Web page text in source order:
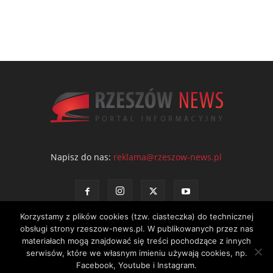
Napisz do nas: reklama@rzeszow-news.pl
Kontakt Polityka prywatności Regulamin portalu
Korzystamy z plików cookies (tzw. ciasteczka) do technicznej
obsługi strony rzeszow-news.pl. W publikowanych przez nas
materiałach mogą znajdować się treści pochodzące z innych
serwisów, które we własnym imieniu używają cookies, np.
Facebook, Youtube i Instagram.